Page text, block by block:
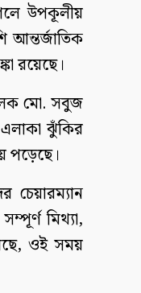
উপকূলীয়
আন্তর্জাতিক
রয়েছে।
মো. সবুজ
ঝুঁকির
পড়েছে।
চেয়ারম্যান
মিথ্যা,
ওই সময়